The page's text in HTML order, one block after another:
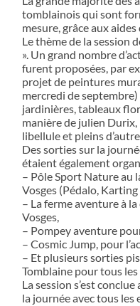
tomblainois qui sont
mesure, grâce aux
Le thème de la session
». Un grand nombre
furent proposées, par
projet de peintures
mercredi de
jardinières, tableaux
manière de julien
libellule et pleins
Des sorties sur la
étaient également
– Pôle Sport Nature au
Vosges (Pédalo,
– La ferme aventure à
Vosges,
– Pompey aventure
– Cosmic Jump, pour
– Et plusieurs sorties
Tomblaine pour tous
La session s’est
la journée avec tous